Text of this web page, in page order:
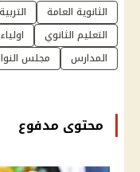
الثانوية العامة
التعليم الثانوي
المدارس
مجلس
محتوى مدفوع